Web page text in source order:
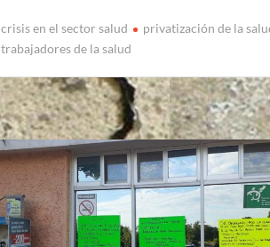
crisis en el sector salud
privatización de la
trabajadores de la salud